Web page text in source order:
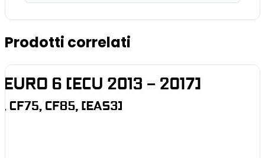
Prodotti correlati